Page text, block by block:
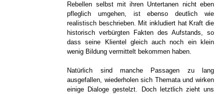
Rebellen selbst mit ihren Untertanen nicht eben
pfleglich umgehen, ist ebenso deutlich wie
realistisch beschrieben. Mit inkludiert hat Kraft die
historisch verbürgten Fakten des Aufstands, so
dass seine Klientel gleich auch noch ein klein
wenig Bildung vermittelt bekommen haben.
Natürlich sind manche Passagen zu lang
ausgefallen, wiederholen sich Themata und wirken
einige Dialoge gestelzt. Doch letztlich zieht uns